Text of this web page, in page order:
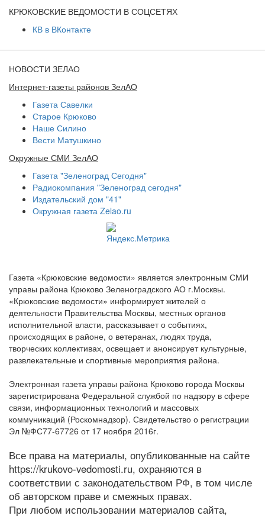
КРЮКОВСКИЕ ВЕДОМОСТИ В СОЦСЕТЯХ
КВ в ВКонтакте
НОВОСТИ ЗЕЛАО
Интернет-газеты районов ЗелАО
Газета Савелки
Старое Крюково
Наше Силино
Вести Матушкино
Окружные СМИ ЗелАО
Газета "Зеленоград Сегодня"
Радиокомпания "Зеленоград сегодня"
Издательский дом "41"
Окружная газета Zelao.ru
Газета «Крюковские ведомости» является электронным СМИ
управы района Крюково Зеленоградского АО г.Москвы.
«Крюковские ведомости» информирует жителей о
деятельности Правительства Москвы, местных органов
исполнительной власти, рассказывает о событиях,
происходящих в районе, о ветеранах, людях труда,
творческих коллективах, освещает и анонсирует культурные,
развлекательные и спортивные мероприятия района.
Электронная газета управы района Крюково города Москвы
зарегистрирована Федеральной службой по надзору в сфере
связи, информационных технологий и массовых
коммуникаций (Роскомнадзор). Свидетельство о регистрации
Эл №ФС77-67726 от 17 ноября 2016г.
Все права на материалы, опубликованные на сайте
https://krukovo-vedomosti.ru, охраняются в
соответствии с законодательством РФ, в том числе
об авторском праве и смежных правах.
При любом использовании материалов сайта,